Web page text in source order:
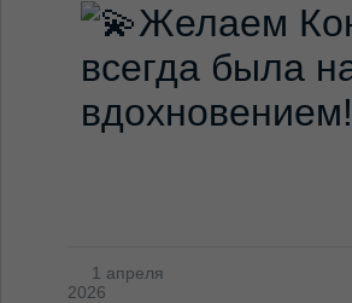
Желаем
всегда была
вдохновением!
1 апреля
2026